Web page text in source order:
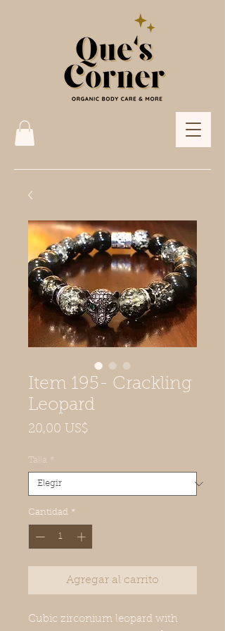
Item 195- Crackling
Leopard
20,00 US$Precio
Talla *
Cantidad *
Agregar al carrito
Cubic zirconium leopard with